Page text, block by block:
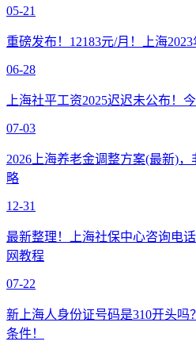
05-21
重磅发布！12183元/月！上海
06-28
上海社平工资2025迟迟未公布！
07-03
2026上海养老金调整方案(最新)
略
12-31
最新整理！上海社保中心咨询电
网教程
07-22
新上海人身份证号码是310开头吗
条件！